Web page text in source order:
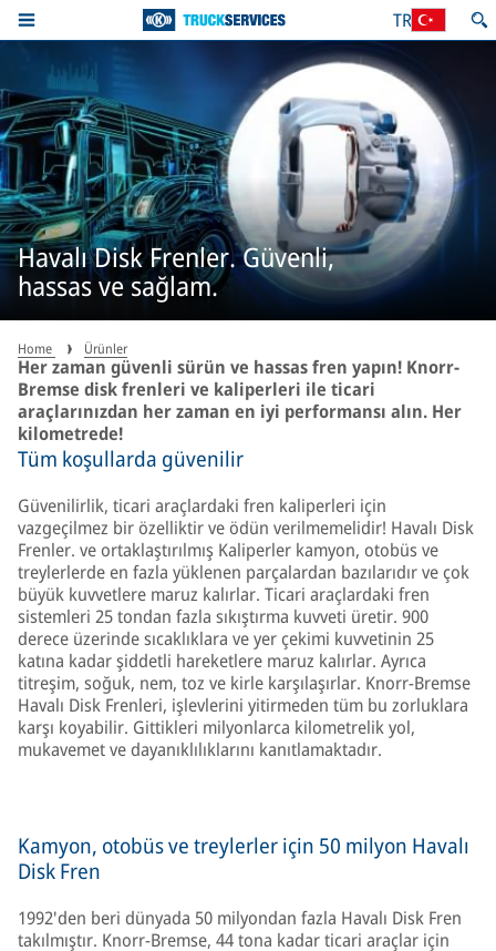
TR
Havalı Disk Frenler. Güvenli,
hassas ve sağlam.
Home Ürünler
Her zaman güvenli sürün ve hassas fren yapın! Knorr-
Bremse disk frenleri ve kaliperleri ile ticari
araçlarınızdan her zaman en iyi performansı alın. Her
kilometrede!
Tüm koşullarda güvenilir
Güvenilirlik, ticari araçlardaki fren kaliperleri için
vazgeçilmez bir özelliktir ve ödün verilmemelidir! Havalı Disk
Frenler. ve ortaklaştırılmış Kaliperler kamyon, otobüs ve
treylerlerde en fazla yüklenen parçalardan bazılarıdır ve çok
büyük kuvvetlere maruz kalırlar. Ticari araçlardaki fren
sistemleri 25 tondan fazla sıkıştırma kuvveti üretir. 900
derece üzerinde sıcaklıklara ve yer çekimi kuvvetinin 25
katına kadar şiddetli hareketlere maruz kalırlar. Ayrıca
titreşim, soğuk, nem, toz ve kirle karşılaşırlar. Knorr-Bremse
Havalı Disk Frenleri, işlevlerini yitirmeden tüm bu zorluklara
karşı koyabilir. Gittikleri milyonlarca kilometrelik yol,
mukavemet ve dayanıklılıklarını kanıtlamaktadır.
Kamyon, otobüs ve treylerler için 50 milyon Havalı
Disk Fren
1992'den beri dünyada 50 milyondan fazla Havalı Disk Fren
takılmıştır. Knorr-Bremse, 44 tona kadar ticari araçlar için